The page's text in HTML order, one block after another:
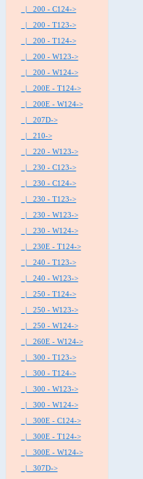
|_ 200 - C124->
|_ 200 - T123->
|_ 200 - T124->
|_ 200 - W123->
|_ 200 - W124->
|_ 200E - T124->
|_ 200E - W124->
|_ 207D->
|_ 210->
|_ 220 - W123->
|_ 230 - C123->
|_ 230 - C124->
|_ 230 - T123->
|_ 230 - W123->
|_ 230 - W124->
|_ 230E - T124->
|_ 240 - T123->
|_ 240 - W123->
|_ 250 - T124->
|_ 250 - W123->
|_ 250 - W124->
|_ 260E - W124->
|_ 300 - T123->
|_ 300 - T124->
|_ 300 - W123->
|_ 300 - W124->
|_ 300E - C124->
|_ 300E - T124->
|_ 300E - W124->
|_ 307D->